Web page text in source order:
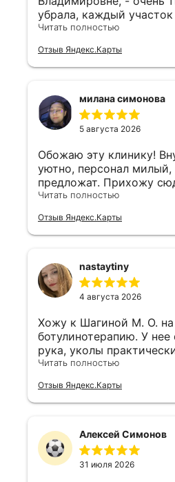
убрала, каждый участок кожи
обработала, подобрала
лишнего👍 обязательно
Читать полностью
Отзыв Яндекс.Карты
милана симонова
5 августа 2026
Обожаю эту клинику!
уютно, персонал милый,
предложат. Прихожу
отдыхаю душой.
Читать полностью
Отзыв Яндекс.Карты
nastaytiny
4 августа 2026
Хожу к Шагиной М. О. на
ботулинотерапию. У нее
рука, уколы
и лоб после этого не
доктор не навязывает
а рекомендует только
Читать полностью
Отзыв Яндекс.Карты
Алексей Симонов
31 июля 2026